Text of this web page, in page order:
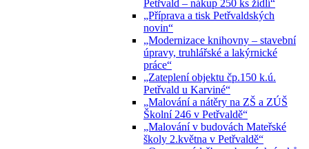
Petřvald – nákup 250 ks židlí“
„Příprava a tisk Petřvaldských
novin“
„Modernizace knihovny – stavební
úpravy, truhlářské a lakýrnické
práce“
„Zateplení objektu čp.150 k.ú.
Petřvald u Karviné“
„Malování a nátěry na ZŠ a ZÚŠ
Školní 246 v Petřvaldě“
„Malování v budovách Mateřské
školy 2.května v Petřvaldě“